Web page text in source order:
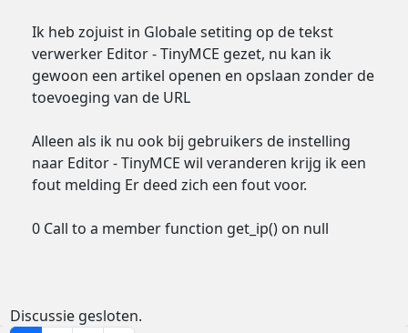
Ik heb zojuist in Globale setiting op de tekst
verwerker Editor - TinyMCE gezet, nu kan ik
gewoon een artikel openen en opslaan zonder de
toevoeging van de URL
Alleen als ik nu ook bij gebruikers de instelling
naar Editor - TinyMCE wil veranderen krijg ik een
fout melding Er deed zich een fout voor.
0 Call to a member function get_ip() on null
Discussie gesloten.